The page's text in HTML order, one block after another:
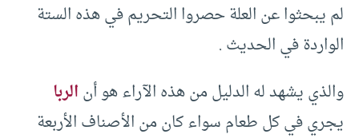
لم يبحثوا عن العلة حصروا التحريم في هذه الستة
الواردة في الحديث .
والذي يشهد له الدليل من هذه الآراء هو أنالربا
يجري في كل طعام سواء كان من الأصناف الأربعة